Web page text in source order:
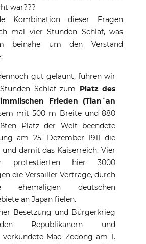
war???
Kombination dieser Fragen
mal vier Stunden Schlaf, was
beinahe um den Verstand
gut gelaunt, fuhren wir
Schlaf zum Platz des
Frieden (Tian´an
mit 500 m Breite und 880
Platz der Welt beendete
am 25. Dezember 1911 die
damit das Kaiserreich. Vier
protestierten hier 3000
die Versailler Verträge, durch
ehemaligen deutschen
an Japan fielen.
Besetzung und Bürgerkrieg
Republikanern und
Mao Zedong am 1.